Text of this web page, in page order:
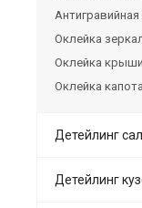
Оклейка
Оклейка
Оклейка капота
Детейлинг
Детейлинг